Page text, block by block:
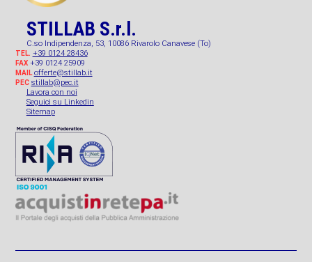
STILLAB S.r.l.
C.so Indipendenza, 53, 10086 Rivarolo Canavese (To)
TEL. +39 0124 28436
FAX+39 0124 25909
MAIL offerte@stillab.it
PEC stillab@pec.it
Lavora con noi
Seguici su Linkedin
Sitemap